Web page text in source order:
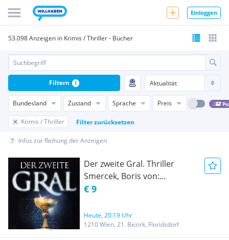
Einloggen
53.098 Anzeigen in Krimis / Thriller - Bücher
Bundesland Zustand Sprache Preis
Krimis / Thriller Filter zurücksetzen
Filtern 1
Infos zur Reihung der Anzeigen
Der zweite Gral. Thriller
Smercek, Boris von:
Published by RM Buch und
€ 9
Heute, 20:19 Uhr
1210 Wien, 21. Bezirk, Floridsdorf